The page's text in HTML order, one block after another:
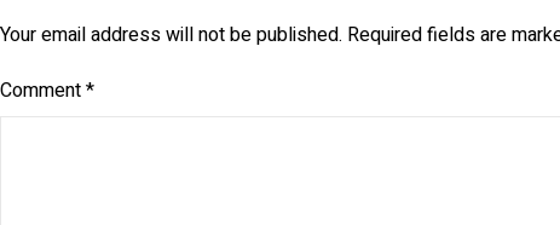
Your email address will not be published. Required fields are
Comment*